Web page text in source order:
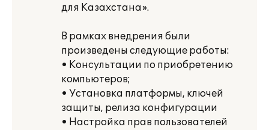
для Казахстана».
В рамках внедрения были
произведены следующие работы:
• Консультации по приобретению
компьютеров;
• Установка платформы, ключей
защиты, релиза конфигурации
• Настройка прав пользователей